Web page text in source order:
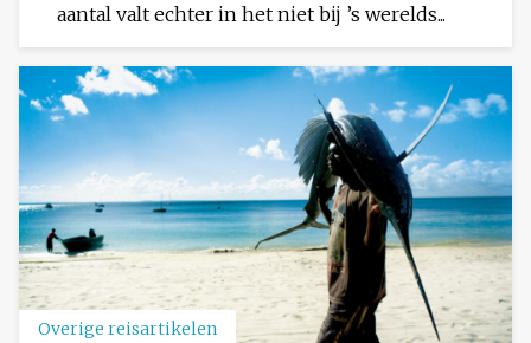
aantal valt echter in het niet bij ’s werelds...
Overige reisartikelen